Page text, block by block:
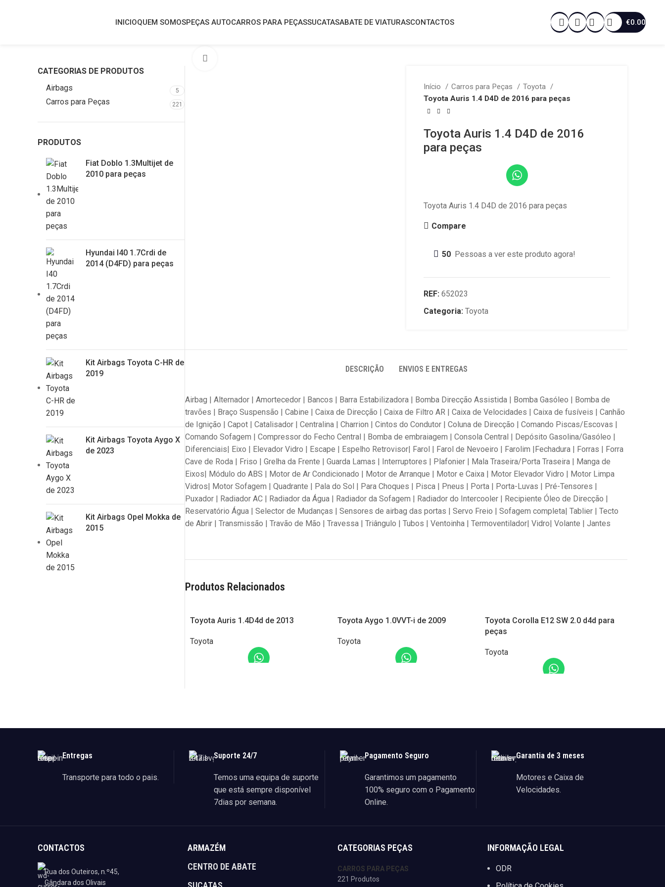
INICIOQUEM SOMOSPEÇAS AUTOCARROS PARA PEÇASSUCATASABATE DE VIATURASCONTACTOS €0.00
Início Carros para Peças
Toyota
Toyota Auris 1.4 D4D de 2016 para peças
Toyota Auris 1.4 D4D de 2016
para peças
Toyota Auris 1.4 D4D de 2016 para peças
Compare
50 Pessoas a ver este produto agora!
REF: 652023
Categoria: Toyota
DESCRIÇÃO ENVIOS E ENTREGAS
Airbag | Alternador | Amortecedor | Bancos | Barra Estabilizadora | Bomba Direcção Assistida | Bomba Gasóleo | Bomba de
travões | Braço Suspensão | Cabine | Caixa de Direcção | Caixa de Filtro AR | Caixa de Velocidades | Caixa de fusíveis | Canhão
de Ignição | Capot | Catalisador | Centralina | Charrion | Cintos do Condutor | Coluna de Direcção | Comando Piscas/Escovas |
Comando Sofagem | Compressor do Fecho Central | Bomba de embraiagem | Consola Central | Depósito Gasolina/Gasóleo |
Diferenciais| Eixo | Elevador Vidro | Escape | Espelho Retrovisor| Farol | Farol de Nevoeiro | Farolim |Fechadura | Forras | Forra
Cave de Roda | Friso | Grelha da Frente | Guarda Lamas | Interruptores | Plafonier | Mala Traseira/Porta Traseira | Manga de
Eixos| Módulo do ABS | Motor de Ar Condicionado | Motor de Arranque | Motor e Caixa | Motor Elevador Vidro | Motor Limpa
Vidros| Motor Sofagem | Quadrante | Pala do Sol | Para Choques | Pisca | Pneus | Porta | Porta-Luvas | Pré-Tensores |
Puxador | Radiador AC | Radiador da Água | Radiador da Sofagem | Radiador do Intercooler | Recipiente Óleo de Direcção |
Reservatório Água | Selector de Mudanças | Sensores de airbag das portas | Servo Freio | Sofagem completa| Tablier | Tecto
de Abrir | Transmissão | Travão de Mão | Travessa | Triângulo | Tubos | Ventoinha | Termoventilador| Vidro| Volante | Jantes
Produtos Relacionados
Toyota Auris 1.4D4d de 2013
Toyota
Toyota Aygo 1.0VVT-i de 2009
Toyota
Toyota Corolla E12 SW 2.0 d4d para
peças
Toyota
CATEGORIAS DE PRODUTOS
Airbags
5
Carros para Peças 221
PRODUTOS
Fiat Doblo 1.3Multijet de
2010 para peças
Hyundai I40 1.7Crdi de
2014 (D4FD) para peças
Kit Airbags Toyota C-HR de
2019
Kit Airbags Toyota Aygo X
de 2023
Kit Airbags Opel Mokka de
2015
Entregas
Transporte para todo o pais.
Suporte 24/7
Temos uma equipa de suporte
que está sempre disponível
7dias por semana.
Pagamento Seguro
Garantimos um pagamento
100% seguro com o Pagamento
Online.
Garantia de 3 meses
Motores e Caixa de
Velocidades.
CONTACTOS
Rua dos Outeiros, n.º45,
Gândara dos Olivais
ARMAZÉM
CENTRO DE ABATE
CATEGORIAS PEÇAS
CARROS PARA PEÇAS
221 Produtos
INFORMAÇÃO LEGAL
ODR